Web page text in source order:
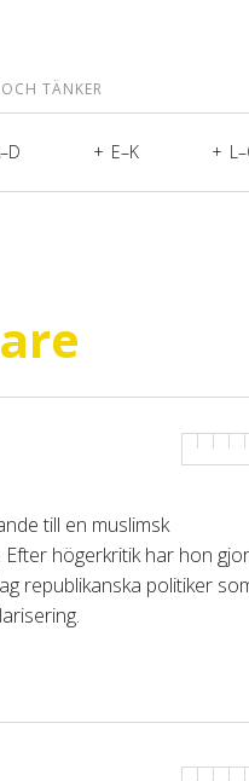
TÄNKER
E–K
till en muslimsk
högerkritik har hon
republikanska politiker